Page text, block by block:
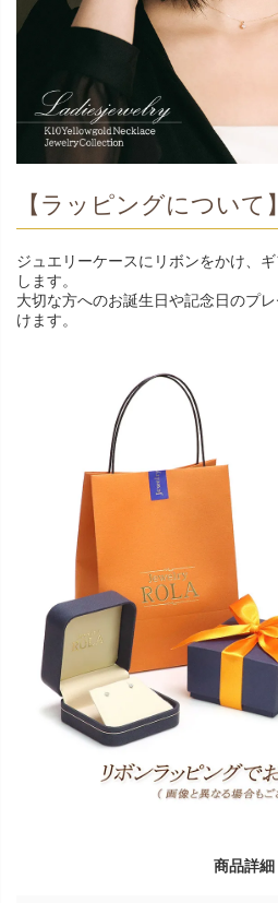
【ラッピングについて】
ジュエリーケースにリボンをかけ、
します。
大切な方へのお誕生日や記念日のプ
けます。
商品詳細